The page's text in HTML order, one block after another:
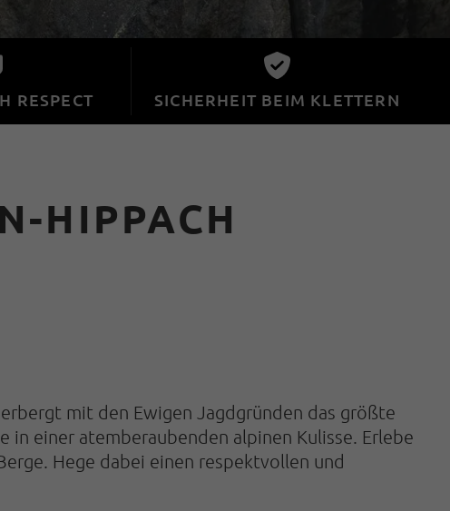
RESPECT SICHERHEIT BEIM KLETTERN
HIPPACH
mit den Ewigen Jagdgründen das größte
einer atemberaubenden alpinen Kulisse. Erlebe
Hege dabei einen respektvollen und